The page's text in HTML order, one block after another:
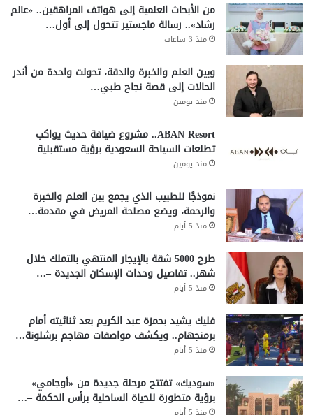
من الأبحاث العلمية إلى هواتف المراهقين.. «عالم
رشاد».. رسالة ماجستير تتحول إلى أول…
منذ 3 ساعات
وبين العلم والخبرة والدقة، تحولت واحدة من أندر
الحالات إلى قصة نجاح طبي…
منذ يومين
ABAN Resort.. مشروع ضيافة حديث يواكب
تطلعات السياحة السعودية برؤية مستقبلية
منذ يومين
نموذجًا للطبيب الذي يجمع بين العلم والخبرة
والرحمة، ويضع مصلحة المريض في مقدمة…
منذ 5 أيام
طرح 5000 شقة بالإيجار المنتهي بالتملك خلال
شهر.. تفاصيل وحدات الإسكان الجديدة –…
منذ 5 أيام
فليك يشيد بحمزة عبد الكريم بعد ثنائيته أمام
برمنجهام.. ويكشف مواصفات مهاجم برشلونة…
منذ 5 أيام
«سوديك» تفتتح مرحلة جديدة من «أوجامي»
برؤية متطورة للحياة الساحلية برأس الحكمة –…